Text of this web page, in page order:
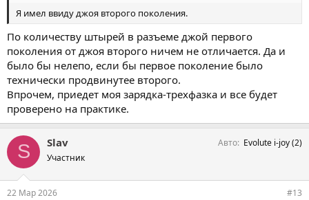
Я имел ввиду джоя второго поколения.
По количеству штырей в разъеме джой первого
поколения от джоя второго ничем не отличается. Да и
было бы нелепо, если бы первое поколение было
технически продвинутее второго.
Впрочем, приедет моя зарядка-трехфазка и все будет
проверено на практике.
S Slav
Участник
Авто Evolute i-joy (2)
22 Мар 2026 #13